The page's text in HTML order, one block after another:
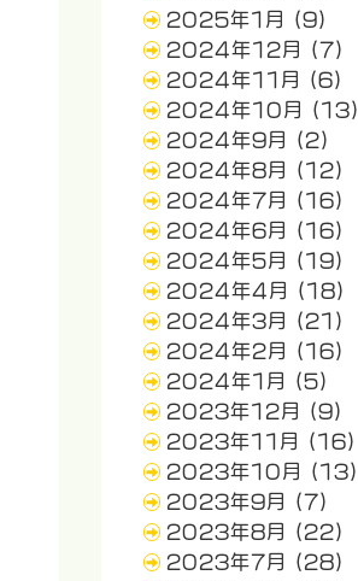
2025年1月
(9)
2024年12月
(7)
2024年11月
(6)
2024年10月
(13)
2024年9月
(2)
2024年8月
(12)
2024年7月
(16)
2024年6月
(16)
2024年5月
(19)
2024年4月
(18)
2024年3月
(21)
2024年2月
(16)
2024年1月
(5)
2023年12月
(9)
2023年11月
(16)
2023年10月
(13)
2023年9月
(7)
2023年8月
(22)
2023年7月
(28)